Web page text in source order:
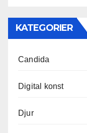
KATEGORIER
Candida
Digital konst
Djur